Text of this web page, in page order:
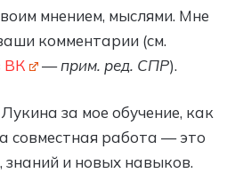
мнением, мыслями. Мне
комментарии (см.
ВК
—прим. ред. СПР).
за мое обучение, как
совместная работа — это
и новых навыков.